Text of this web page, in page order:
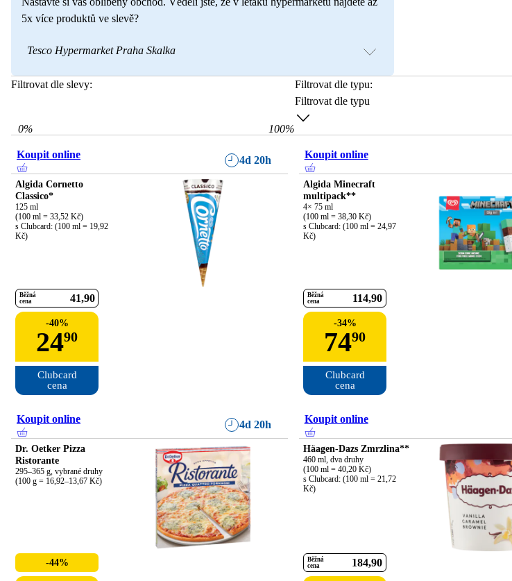
5x více produktů ve slevě?
Tesco Hypermarket Praha Skalka
Filtrovat dle slevy:
0% 100%
Filtrovat dle typu:
Filtrovat dle typu
Koupit online 4d 20h
Algida Cornetto
Classico*
125 ml
(100 ml = 33,52 Kč)
s Clubcard: (100 ml = 19,92
Kč)
Běžná
cena
41 90
-40%
2490
Clubcard
cena
Koupit online
Algida Minecraft
multipack**
4× 75 ml
(100 ml = 38,30 Kč)
s Clubcard: (100 ml = 24,97
Kč)
Běžná
cena
114 90
-34%
7490
Clubcard
cena
Koupit online 4d 20h
Dr. Oetker Pizza
Ristorante
295–365 g, vybrané druhy
(100 g = 16,92–13,67 Kč)
-44%
Koupit online
Häagen-Dazs Zmrzlina**
460 ml, dva druhy
(100 ml = 40,20 Kč)
s Clubcard: (100 ml = 21,72
Kč)
Běžná
cena
184 90